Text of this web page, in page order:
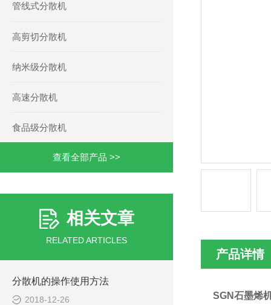
管线式分散机
高剪切分散机
纳米级分散机
高速分散机
食品级分散机
查看全部产品 >>
相关文章
RELATED ARTICLES
分散机的操作使用方法
2018-12-26
产品详情
SGN石墨烯